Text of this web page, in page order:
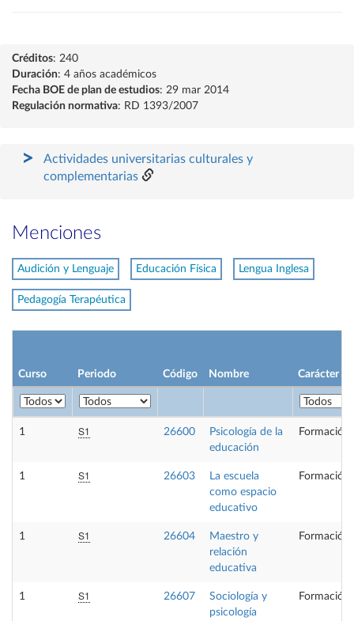
Créditos: 240
Duración: 4 años académicos
Fecha BOE de plan de estudios: 29 mar 2014
Regulación normativa: RD 1393/2007
Actividades universitarias culturales y
complementarias
Menciones
Audición y Lenguaje Educación Física Lengua Inglesa
Pedagogía Terapéutica
Curso Periodo Código Nombre Carácter
1 S1 26600
Psicología de la
educación
Formación
1 S1 26603
La escuela
como espacio
educativo
Formación
1 S1 26604
Maestro y
relación
educativa
Formación
1 S1 26607
Sociología y
psicología
Formación